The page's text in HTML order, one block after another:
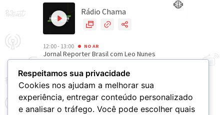
Respeitamos sua privacidade
Cookies nos ajudam a melhorar sua
experiência, entregar conteúdo personalizado
e analisar o tráfego. Você pode escolher quais